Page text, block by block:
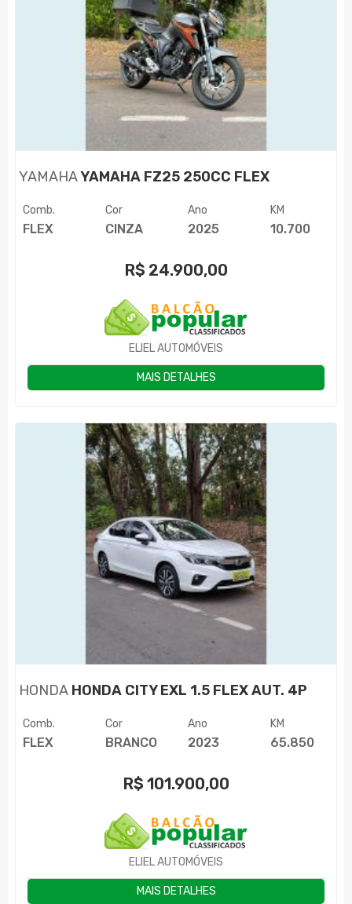
YAMAHAYAMAHA FZ25 250CC FLEX
Comb.
FLEX
Cor
CINZA
Ano
2025
KM
10.700
R$ 24.900,00
ELIEL AUTOMÓVEIS
MAIS DETALHES
HONDA HONDA CITY EXL 1.5 FLEX AUT. 4P
Comb.
FLEX
Cor
BRANCO
Ano
2023
KM
65.850
R$ 101.900,00
ELIEL AUTOMÓVEIS
MAIS DETALHES